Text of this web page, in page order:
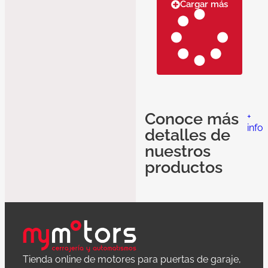
401630Cargar más
Conoce más
detalles de
nuestros
productos
+
info
Tienda online de motores para puertas de garaje,